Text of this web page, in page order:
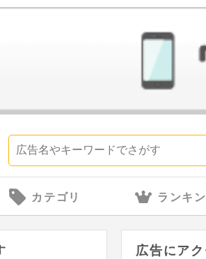
カテゴリ ランキ
広告にア